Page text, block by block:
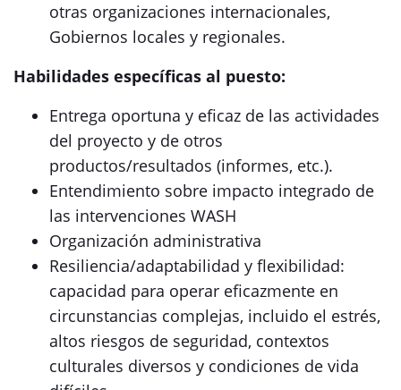
otras organizaciones internacionales,
Gobiernos locales y regionales.
Habilidades específicas al puesto:
Entrega oportuna y eficaz de las actividades
del proyecto y de otros
productos/resultados (informes, etc.).
Entendimiento sobre impacto integrado de
las intervenciones WASH
Organización administrativa
Resiliencia/adaptabilidad y flexibilidad:
capacidad para operar eficazmente en
circunstancias complejas, incluido el estrés,
altos riesgos de seguridad, contextos
culturales diversos y condiciones de vida